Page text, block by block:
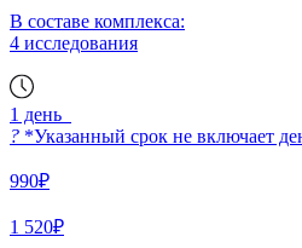
В составе комплекса:
4 исследования
1 день
? *Указанный срок не включает
990₽
1 520₽